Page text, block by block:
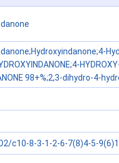
98+%;2,3-dihydro-4-
c10-8-3-1-2-6-7(8)4-5-